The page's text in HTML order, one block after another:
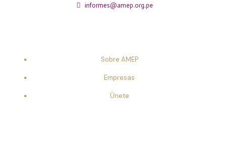
informes@amep.org.pe
Sobre AMEP
Empresas
Únete